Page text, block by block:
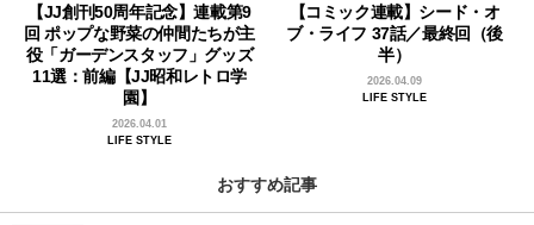
【JJ創刊50周年記念】連載第9
回 ポップな野菜の仲間たちが主
役「ガーデンスタッフ」グッズ
11選：前編【JJ昭和レトロ学
園】
2026.04.01
LIFE STYLE
【コミック連載】シード・オ
ブ・ライフ 37話／最終回（後
半）
2026.04.09
LIFE STYLE
おすすめ記事